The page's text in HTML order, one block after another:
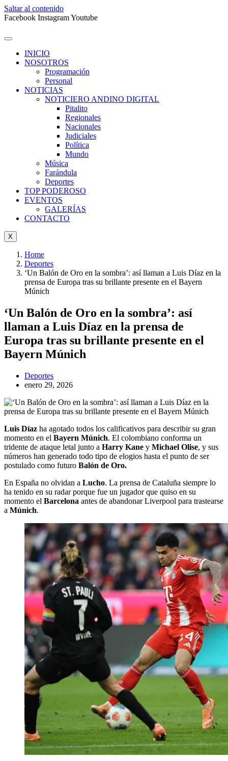
Saltar al contenido
Facebook InstagramYoutube
INICIO
NOSOTROS
Programación
Personal
NOTICIAS
NOTICIERO ANDINO DIGITAL
Pitalito
Regionales
Nacionales
Judiciales
Política
Mundo
Música
Farándula
Deportes
TOP PODEROSO
EVENTOS
GALERÍAS
CONTACTO
X
Home
Deportes
‘Un Balón de Oro en la sombra’: así llaman a Luis Díaz en la
prensa de Europa tras su brillante presente en el Bayern
Múnich
‘Un Balón de Oro en la sombra’: así
llaman a Luis Díaz en la prensa de
Europa tras su brillante presente en el
Bayern Múnich
Deportes
enero 29, 2026
Luis Díaz ha agotado todos los calificativos para describir su gran
momento en el Bayern Múnich. El colombiano conforma un
tridente de ataque letal junto a Harry Kane y Michael Olise, y sus
números han generado todo tipo de elogios hasta el punto de ser
postulado como futuro Balón de Oro.
En España no olvidan a Lucho. La prensa de Cataluña siempre lo
ha tenido en su radar porque fue un jugador que quiso en su
momento el Barcelona antes de abandonar Liverpool para trastearse
a Múnich.